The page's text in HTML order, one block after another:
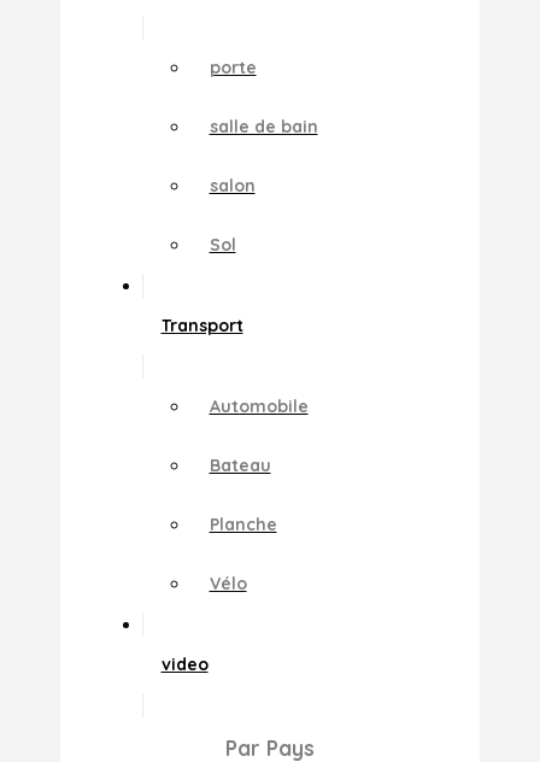
porte
salle de bain
salon
Sol
Transport
Automobile
Bateau
Planche
Vélo
video
Par Pays